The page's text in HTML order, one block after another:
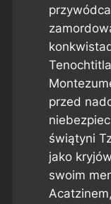
przed
świątyni
jako
swoim